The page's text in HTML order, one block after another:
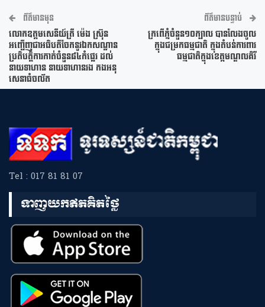
ព័ត៌មានមុន
លោកឧត្តមសេនីយ៍ត្រី ម៉េង ស្រ៊ុន
អញ្ជើញ​ជា​អធិបតី​ចែកនូវឯកសណ្ឋាន
ប្រតិបត្តិការកាត់ចំនួន៨៤កំផ្លេរ ដល់
នាយទាហាន នាយទាហានរង កងអនុ
សេនាធំចល័ត
ព័ត៌មានបន្ទាប់
ក្រពើភ្នំចំនួន១០ក្បាល បានលែងចូល
ក្នុងជម្រកធម្មជាតិ ក្នុងតំបន់ការពារ
ធម្មជាតិក្នុងខេត្កមណ្ឌលគិរី
Tel : 017 81 81 07
ទាញយកឥតគិតថ្លៃ